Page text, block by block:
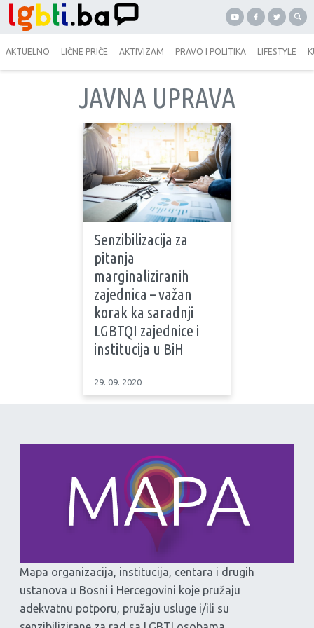
AKTUELNO LIČNE PRIČE AKTIVIZAM PRAVO I POLITIKA LIFESTYLE
JAVNA UPRAVA
Senzibilizacija za
pitanja
marginaliziranih
zajednica – važan
korak ka saradnji
LGBTQI zajednice i
institucija u BiH
29. 09. 2020
Mapa organizacija, institucija, centara i drugih
ustanova u Bosni i Hercegovini koje pružaju
adekvatnu potporu, pružaju usluge i/ili su